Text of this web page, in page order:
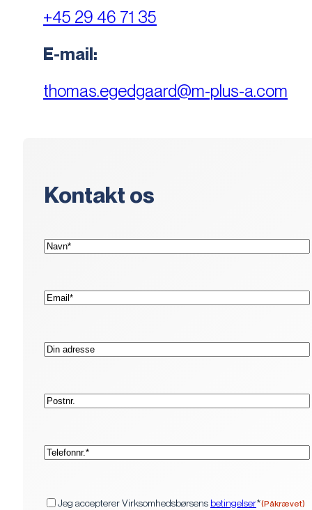
+45 29 46 71 35
E-mail:
thomas.egedgaard@m-plus-a.com
Kontakt os
Navn*
E-
mail*
Adresse
Postnr.
Telefon*
Jeg accepterer Virksomhedsbørsens betingelser*(Påkrævet)